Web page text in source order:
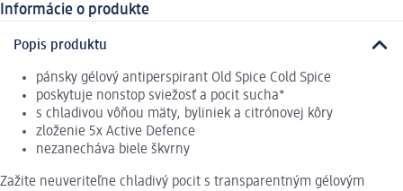
Informácie o produkte
Popis produktu
pánsky gélový antiperspirant Old Spice Cold Spice
poskytuje nonstop sviežosť a pocit sucha*
s chladivou vôňou mäty, byliniek a citrónovej kôry
zloženie 5x Active Defence
nezanecháva biele škvrny
Zažite neuveriteľne chladivý pocit s transparentným gélovým